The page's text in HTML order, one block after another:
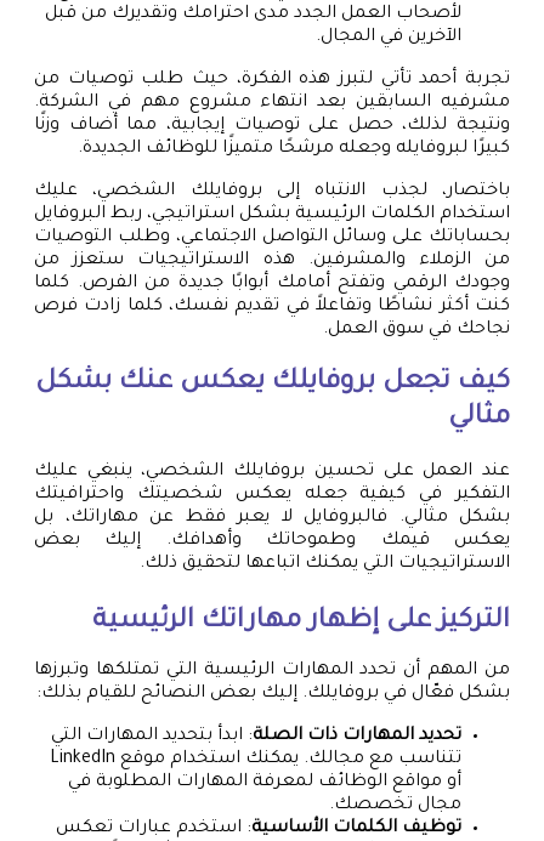
لأصحاب العمل الجدد مدى احترامك وتقديرك من قبل
الآخرين في المجال.
تجربة أحمد تأتي لتبرز هذه الفكرة، حيث طلب توصيات من
مشرفيه السابقين بعد انتهاء مشروع مهم في الشركة.
ونتيجة لذلك، حصل على توصيات إيجابية، مما أضاف وزنًا
كبيرًا لبروفايله وجعله مرشحًا متميزًا للوظائف الجديدة.
باختصار، لجذب الانتباه إلى بروفايلك الشخصي، عليك
استخدام الكلمات الرئيسية بشكل استراتيجي، ربط البروفايل
بحساباتك على وسائل التواصل الاجتماعي، وطلب التوصيات
من الزملاء والمشرفين. هذه الاستراتيجيات ستعزز من
وجودك الرقمي وتفتح أمامك أبوابًا جديدة من الفرص. كلما
كنت أكثر نشاطًا وتفاعلاً في تقديم نفسك، كلما زادت فرص
نجاحك في سوق العمل.
كيف تجعل بروفايلك يعكس عنك بشكل
مثالي
عند العمل على تحسين بروفايلك الشخصي، ينبغي عليك
التفكير في كيفية جعله يعكس شخصيتك واحترافيتك
بشكل مثالي. فالبروفايل لا يعبر فقط عن مهاراتك، بل
يعكس قيمك وطموحاتك وأهدافك. إليك بعض
الاستراتيجيات التي يمكنك اتباعها لتحقيق ذلك.
التركيز على إظهار مهاراتك الرئيسية
من المهم أن تحدد المهارات الرئيسية التي تمتلكها وتبرزها
بشكل فعّال في بروفايلك. إليك بعض النصائح للقيام بذلك:
تحديد المهارات ذات الصلة: ابدأ بتحديد المهارات التي
تتناسب مع مجالك. يمكنك استخدام موقع LinkedIn
أو مواقع الوظائف لمعرفة المهارات المطلوبة في
مجال تخصصك.
توظيف الكلمات الأساسية: استخدم عبارات تعكس